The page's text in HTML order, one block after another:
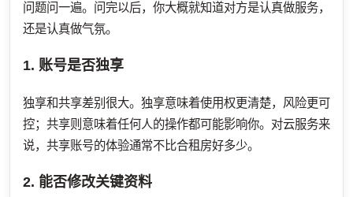
问题问一遍。问完以后，你大概就知道对方是认真做服务，
还是认真做气氛。
1. 账号是否独享
独享和共享差别很大。独享意味着使用权更清楚，风险更可
控；共享则意味着任何人的操作都可能影响你。对云服务来
说，共享账号的体验通常不比合租房好多少。
2. 能否修改关键资料